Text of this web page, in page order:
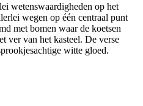
wetenswaardigheden op het
wegen op één centraal punt
met bomen waar de koetsen
ver van het kasteel. De verse
witte gloed.